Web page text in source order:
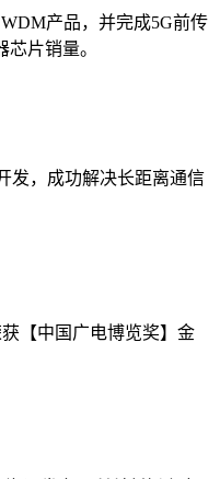
产品，并完成5G前传
片销量。
发，成功解决长距离通信
【中国广电博览奖】金